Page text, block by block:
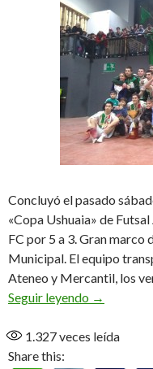
Concluyó el pasado
«Copa Ushuaia» de
FC por 5 a 3. Gran
Municipal. El equipo
Ateneo y Mercantil, los
Seguir leyendo El
→
1.327veces leída
Share this: